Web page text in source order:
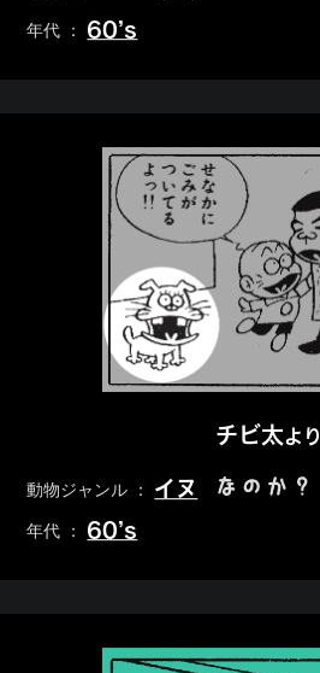
年代 ： 60’s
チビ太より
動物ジャンル ： イヌ なのか？
年代 ： 60’s